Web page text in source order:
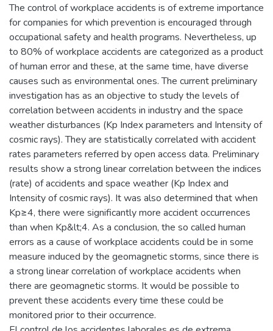
The control of workplace accidents is of extreme importance
for companies for which prevention is encouraged through
occupational safety and health programs. Nevertheless, up
to 80% of workplace accidents are categorized as a product
of human error and these, at the same time, have diverse
causes such as environmental ones. The current preliminary
investigation has as an objective to study the levels of
correlation between accidents in industry and the space
weather disturbances (Kp Index parameters and Intensity of
cosmic rays). They are statistically correlated with accident
rates parameters referred by open access data. Preliminary
results show a strong linear correlation between the indices
(rate) of accidents and space weather (Kp Index and
Intensity of cosmic rays). It was also determined that when
Kp≥4, there were significantly more accident occurrences
than when Kp&lt;4. As a conclusion, the so called human
errors as a cause of workplace accidents could be in some
measure induced by the geomagnetic storms, since there is
a strong linear correlation of workplace accidents when
there are geomagnetic storms. It would be possible to
prevent these accidents every time these could be
monitored prior to their occurrence.